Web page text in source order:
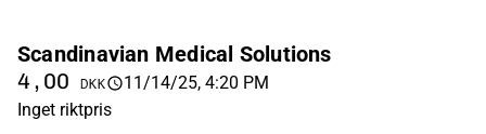
Scandinavian Medical Solutions
4,00 DKK
11/14/25, 4:20 PM
Inget riktpris